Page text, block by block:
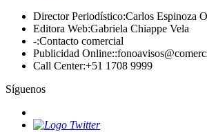
Director Periodístico:Carlos Espinoza
Editora Web:Gabriela Chiappe Vela
-:Contacto comercial
Publicidad Online::
Call Center:+51 1708 9999
Síguenos